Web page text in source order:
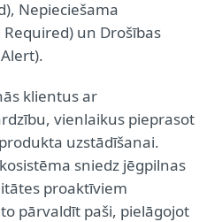
Nepieciešama
un Drošības
klientus ar
vienlaikus pieprasot
uzstādīšanai.
sniedz jēgpilnas
proaktīviem
pārvaldīt paši, pielāgojot